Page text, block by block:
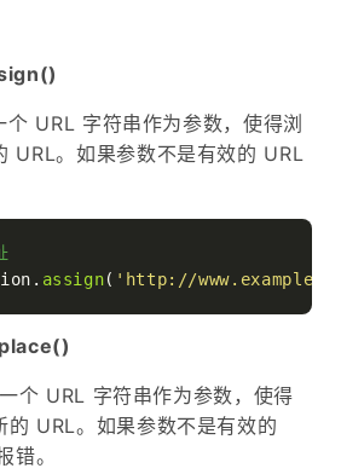
个 URL 字符串作为参数，使得浏
URL。如果参数不是有效的 URL
. assign( 'http://
个 URL 字符串作为参数，使得
的 URL。如果参数不是有效的
错。